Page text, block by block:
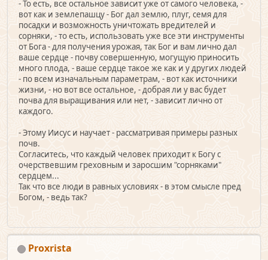
- То есть, все остальное зависит уже от самого человека, -
вот как и землепашцу - Бог дал землю, плуг, семя для
посадки и возможность уничтожать вредителей и
сорняки, - то есть, использовать уже все эти инструменты
от Бога - для получения урожая, так Бог и вам лично дал
ваше сердце - почву совершенную, могущую приносить
много плода, - ваше сердце такое же как и у других людей
- по всем изначальным параметрам, - вот как источники
жизни, - но вот все остальное, - добрая ли у вас будет
почва для выращивания или нет, - зависит лично от
каждого.
- Этому Иисус и научает - рассматривая примеры разных
почв.
Согласитесь, что каждый человек приходит к Богу с
очерствевшим греховным и заросшим "сорняками"
сердцем...
Так что все люди в равных условиях - в этом смысле пред
Богом, - ведь так?
Proxrista